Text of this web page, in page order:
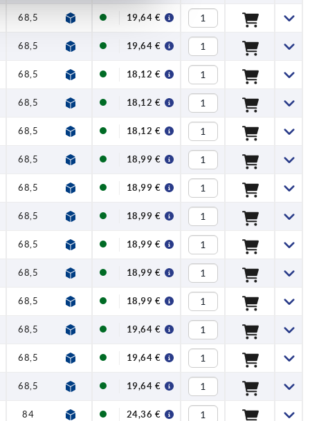
68,5 83 107 24
19,64 €
68,5 83 107 24
19,64 €
68,5 83 107 24
18,12 €
68,5 83 107 24
18,12 €
68,5 83 107 24
18,12 €
68,5 83 107 24
18,99 €
68,5 83 107 24
18,99 €
68,5 83 107 24
18,99 €
68,5 83 107 24
18,99 €
68,5 83 107 24
18,99 €
68,5 83 107 24
18,99 €
68,5 83 107 24
19,64 €
68,5 83 107 24
19,64 €
68,5 83 107 24
19,64 €
84 108 138,5 26
24,36 €